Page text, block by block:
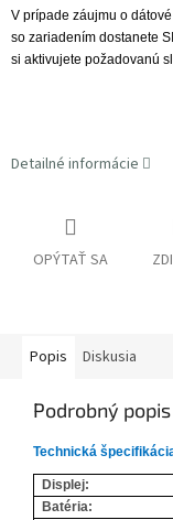
V prípade záujmu o
so zariadením dostanete
si aktivujete požadovanú
Detailné informácie
OPÝTAŤ SA
Popis Diskusia
Podrobný popis
Technická
Displej:
Batéria: